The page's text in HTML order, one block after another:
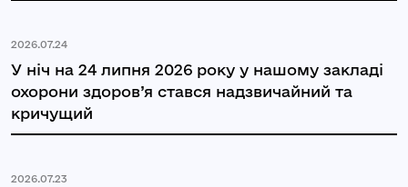
2026.07.24
У ніч на 24 липня 2026 року у нашому закладі
охорони здоров’я стався надзвичайний та
кричущий
2026.07.23